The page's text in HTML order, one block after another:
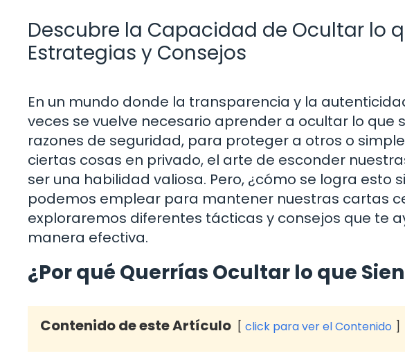
Descubre la Capacidad de Ocultar lo
Estrategias y Consejos
En un mundo donde la transparencia y la
veces se vuelve necesario aprender a ocultar lo que
razones de seguridad, para proteger a otros o
ciertas cosas en privado, el arte de esconder
ser una habilidad valiosa. Pero, ¿cómo se logra esto
podemos emplear para mantener nuestras cartas
exploraremos diferentes tácticas y consejos que te
manera efectiva.
¿Por qué Querrías Ocultar lo que
Contenido de este Artículo click para ver el Contenido